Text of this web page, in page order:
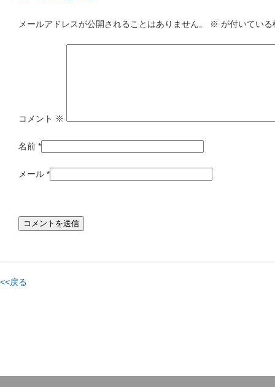
メールアドレスが公開されることはありません。 ※ が付いてい
コメント ※
名前 *
メール *
<<戻る